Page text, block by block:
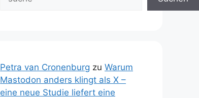
Petra van Cronenburg zu Warum
Mastodon anders klingt als X –
eine neue Studie liefert eine